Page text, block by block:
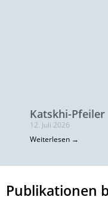
Katskhi-Pfeiler
12. Juli 2026
Weiterlesen →
Publikationen